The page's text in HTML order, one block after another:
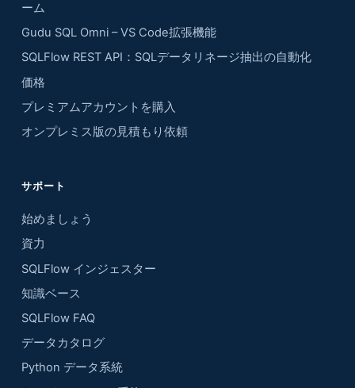
ーム
Gudu SQL Omni – VS Code拡張機能
SQLFlow REST API：SQLデータリネージ抽出の自動化
価格
プレミアムアカウントを購入
オンプレミス版の見積もり依頼
サポート
始めましょう
資力
SQLFlow インジェスター
知識ベース
SQLFlow FAQ
データカタログ
Python データ系統